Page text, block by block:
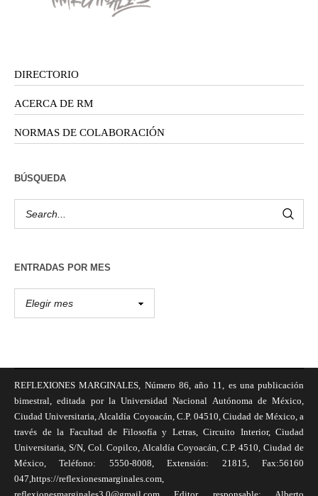
DIRECTORIO
ACERCA DE RM
NORMAS DE COLABORACIÓN
BÚSQUEDA
ENTRADAS POR MES
REFLEXIONES MARGINALES, Número 86, año 11, es una publicación
bimestral, editada por la Universidad Nacional Autónoma de México,
Ciudad Universitaria, Alcaldía Coyoacán, C.P. 04510, Ciudad de México, a
través de la Facultad de Filosofía y Letras, Circuito Interior, Ciudad
Universitaria, S/N, Col. Copilco, Alcaldía Coyoacán, C.P. 4510, Ciudad de
México, Teléfono: 5550-8008, Extensión: 21815, Fax:56160
047,https://reflexionesmarginales.com,